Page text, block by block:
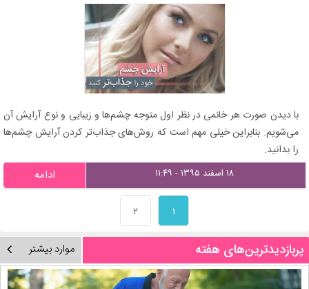
با دیدن صورت هر خانمی در نظر اول متوجه چشم‌ها و زیبایی و نوع آرایش آن
می‌شویم. بنابراین خیلی مهم است که روش‌های جذاب‌تر کردن آرایش چشم‌ها
را بدانید.
۱۸ اسفند ۱۳۹۵ - ۱۱:۴۹ ادامه
۱ ۲
پربازدیدترین‌های هفته موارد بیشتر